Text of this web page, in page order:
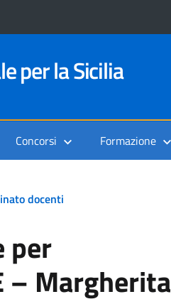
per la Sicilia
Concorsi Formazione
docenti
per
– Margherita